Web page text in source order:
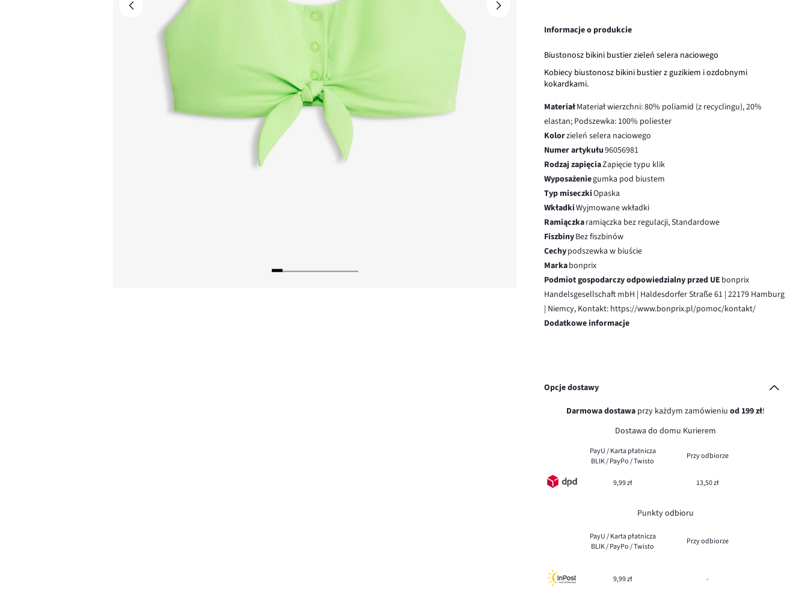
Informacje o produkcie
Biustonosz bikini bustier zieleń selera naciowego
Kobiecy biustonosz bikini bustier z guzikiem i ozdobnymi
kokardkami.
MateriałMateriał wierzchni: 80% poliamid (z recyclingu), 20%
elastan; Podszewka: 100% poliester
Kolorzieleń selera naciowego
Numer artykułu96056981
Rodzaj zapięciaZapięcie typu klik
Wyposażeniegumka pod biustem
Typ miseczkiOpaska
WkładkiWyjmowane wkładki
Ramiączkaramiączka bez regulacji, Standardowe
FiszbinyBez fiszbinów
Cechypodszewka w biuście
Markabonprix
Podmiot gospodarczy odpowiedzialny przed UE bonprix
Handelsgesellschaft mbH | Haldesdorfer Straße 61 | 22179 Hamburg
| Niemcy, Kontakt: https://www.bonprix.pl/pomoc/kontakt/
Dodatkowe informacje
Opcje dostawy
Darmowa dostawaprzy każdym zamówieniu od 199 zł!
Dostawa do domu Kurierem
PayU / Karta płatnicza
BLIK / PayPo / Twisto
Przy odbiorze
9,99 zł 13,50 zł
Punkty odbioru
PayU / Karta płatnicza
BLIK / PayPo / Twisto
Przy odbiorze
9,99 zł -